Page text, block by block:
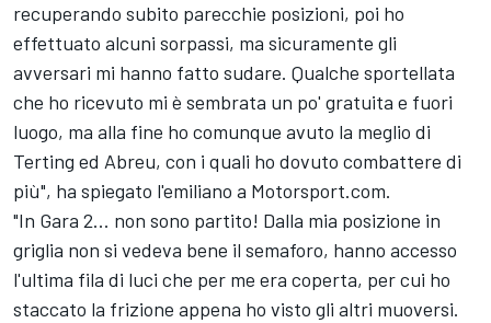
recuperando subito parecchie posizioni, poi ho
effettuato alcuni sorpassi, ma sicuramente gli
avversari mi hanno fatto sudare. Qualche sportellata
che ho ricevuto mi è sembrata un po' gratuita e fuori
luogo, ma alla fine ho comunque avuto la meglio di
Terting ed Abreu, con i quali ho dovuto combattere di
più", ha spiegato l'emiliano a Motorsport.com.
"In Gara 2... non sono partito! Dalla mia posizione in
griglia non si vedeva bene il semaforo, hanno accesso
l'ultima fila di luci che per me era coperta, per cui ho
staccato la frizione appena ho visto gli altri muoversi.